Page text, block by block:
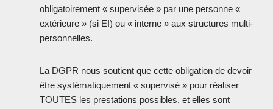
obligatoirement « supervisée » par une personne «
extérieure » (si EI) ou « interne » aux structures multi-
personnelles.
La DGPR nous soutient que cette obligation de devoir
être systématiquement « supervisé » pour réaliser
TOUTES les prestations possibles, et elles sont